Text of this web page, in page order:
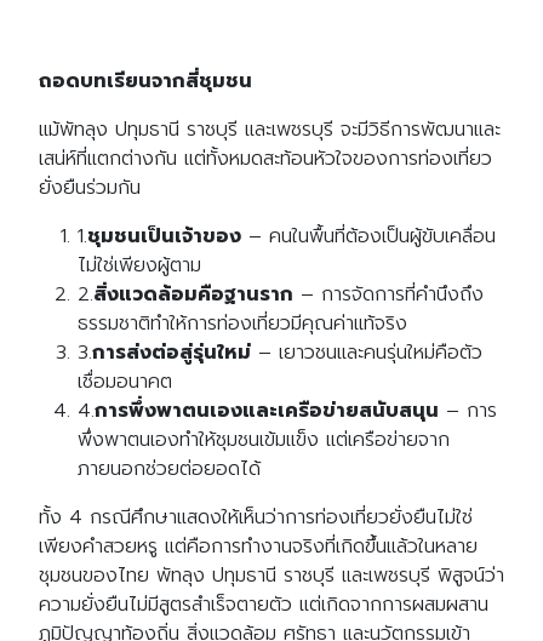
ถอดบทเรียนจากสี่ชุมชน
แม้พัทลุง ปทุมธานี ราชบุรี และเพชรบุรี จะมีวิธีการพัฒนาและ
เสน่ห์ที่แตกต่างกัน แต่ทั้งหมดสะท้อนหัวใจของการท่องเที่ยว
ยั่งยืนร่วมกัน
1.ชุมชนเป็นเจ้าของ – คนในพื้นที่ต้องเป็นผู้ขับเคลื่อน
ไม่ใช่เพียงผู้ตาม
2.สิ่งแวดล้อมคือฐานราก – การจัดการที่คำนึงถึง
ธรรมชาติทำให้การท่องเที่ยวมีคุณค่าแท้จริง
3.การส่งต่อสู่รุ่นใหม่ – เยาวชนและคนรุ่นใหม่คือตัว
เชื่อมอนาคต
4.การพึ่งพาตนเองและเครือข่ายสนับสนุน – การ
พึ่งพาตนเองทำให้ชุมชนเข้มแข็ง แต่เครือข่ายจาก
ภายนอกช่วยต่อยอดได้
ทั้ง 4 กรณีศึกษาแสดงให้เห็นว่าการท่องเที่ยวยั่งยืนไม่ใช่
เพียงคำสวยหรู แต่คือการทำงานจริงที่เกิดขึ้นแล้วในหลาย
ชุมชนของไทย พัทลุง ปทุมธานี ราชบุรี และเพชรบุรี พิสูจน์ว่า
ความยั่งยืนไม่มีสูตรสำเร็จตายตัว แต่เกิดจากการผสมผสาน
ภูมิปัญญาท้องถิ่น สิ่งแวดล้อม ศรัทธา และนวัตกรรมเข้า